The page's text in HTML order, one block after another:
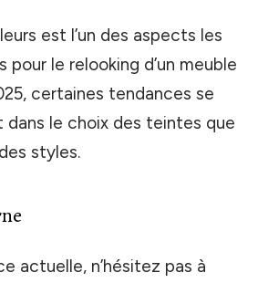
est l’un des aspects les
pour le relooking d’un meuble
certaines tendances se
dans le choix des teintes que
styles.
actuelle, n’hésitez pas à